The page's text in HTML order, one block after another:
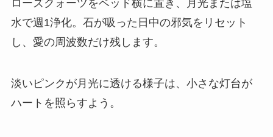
ローズクォーツをベッド横に置き、月光または塩
水で週1浄化。石が吸った日中の邪気をリセット
し、愛の周波数だけ残します。
淡いピンクが月光に透ける様子は、小さな灯台が
ハートを照らすよう。